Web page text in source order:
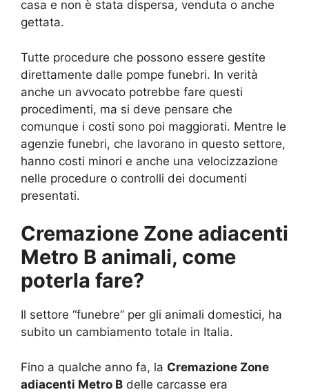
casa e non è stata dispersa, venduta o anche
gettata.
Tutte procedure che possono essere gestite
direttamente dalle pompe funebri. In verità
anche un avvocato potrebbe fare questi
procedimenti, ma si deve pensare che
comunque i costi sono poi maggiorati. Mentre le
agenzie funebri, che lavorano in questo settore,
hanno costi minori e anche una velocizzazione
nelle procedure o controlli dei documenti
presentati.
Cremazione Zone adiacenti
Metro B animali, come
poterla fare?
Il settore “funebre” per gli animali domestici, ha
subito un cambiamento totale in Italia.
Fino a qualche anno fa, la Cremazione Zone
adiacenti Metro B delle carcasse era